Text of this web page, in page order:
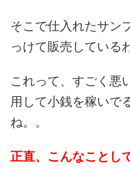
そこで仕入れたサン
っけて販売している
これって、すごく悪
用して小銭を稼いで
ね。。
正直、こんなことし